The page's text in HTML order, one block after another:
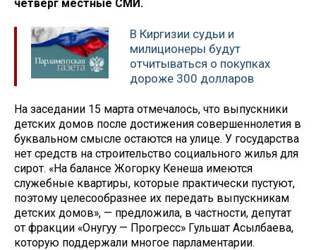
четверг местные СМИ.
В Киргизии судьи и
милиционеры будут
отчитываться о покупках
дороже 300 долларов
На заседании 15 марта отмечалось, что выпускники
детских домов после достижения совершеннолетия в
буквальном смысле остаются на улице. У государства
нет средств на строительство социального жилья для
сирот. «На балансе Жогорку Кенеша имеются
служебные квартиры, которые практически пустуют,
поэтому целесообразнее их передать выпускникам
детских домов», — предложила, в частности, депутат
от фракции «Онугуу — Прогресс» Гульшат Асылбаева,
которую поддержали многое парламентарии.